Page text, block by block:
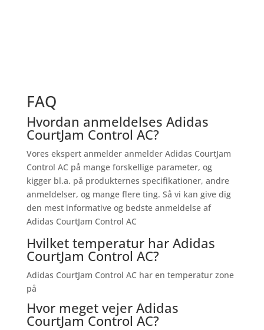
FAQ
Hvordan anmeldelses Adidas
CourtJam Control AC?
Vores ekspert anmelder anmelder Adidas CourtJam
Control AC på mange forskellige parameter, og
kigger bl.a. på produkternes specifikationer, andre
anmeldelser, og mange flere ting. Så vi kan give dig
den mest informative og bedste anmeldelse af
Adidas CourtJam Control AC
Hvilket temperatur har Adidas
CourtJam Control AC?
Adidas CourtJam Control AC har en temperatur zone
på
Hvor meget vejer Adidas
CourtJam Control AC?